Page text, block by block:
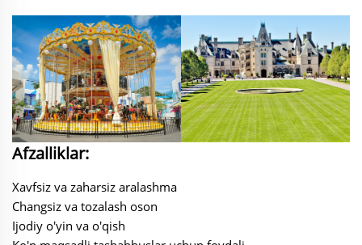
Afzalliklar:
Xavfsiz va zaharsiz aralashma
Changsiz va tozalash oson
Ijodiy o'yin va o'qish